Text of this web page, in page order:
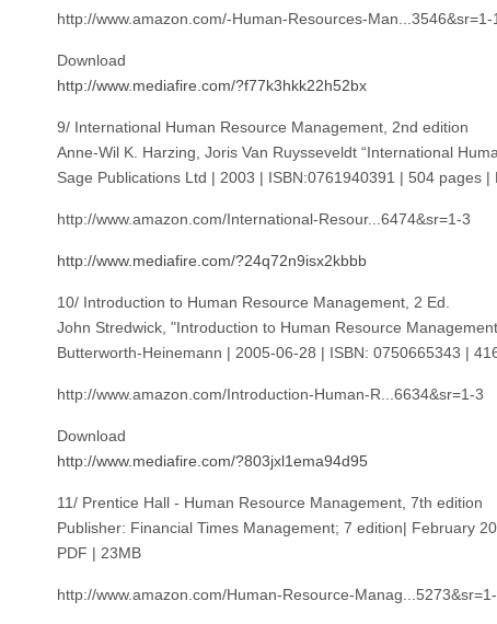
http://www.amazon.com/-Human-Resources-Man...3546&sr=1-1
Download
http://www.mediafire.com/?f77k3hkk22h52bx
9/ International Human Resource Management, 2nd edition
Anne-Wil K. Harzing, Joris Van Ruysseveldt “International
Sage Publications Ltd | 2003 | ISBN:0761940391 | 504 pages |
http://www.amazon.com/International-Resour...6474&sr=1-3
http://www.mediafire.com/?24q72n9isx2kbbb
10/ Introduction to Human Resource Management, 2 Ed.
John Stredwick, "Introduction to Human Resource
Butterworth-Heinemann | 2005-06-28 | ISBN: 0750665343 |
http://www.amazon.com/Introduction-Human-R...6634&sr=1-3
Download
http://www.mediafire.com/?803jxl1ema94d95
11/ Prentice Hall - Human Resource Management, 7th edition
Publisher: Financial Times Management; 7 edition| February
PDF | 23MB
http://www.amazon.com/Human-Resource-Manag...5273&sr=1-